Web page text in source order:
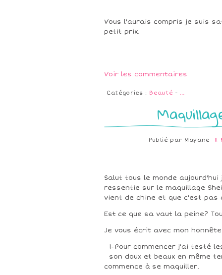
Vous l'aurais compris je suis
petit prix.
Voir les commentaires
Catégories : Beauté - …
Publié par Mayane
Salut tous le monde
ressentie sur le maquillage
vient de chine et que c'est pas
Est ce que sa vaut la peine?
Je vous écrit avec mon
1-Pour commencer j'ai testé
son doux et beaux en même
commence à se maquiller.